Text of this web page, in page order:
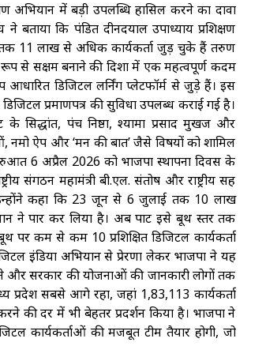
अभियान में बड़ी उपलब्धि हासिल करने का दावा
ने बताया कि पंडित दीनदयाल उपाध्याय प्रशिक्षण
11 लाख से अधिक कार्यकर्ता जुड़ चुके हैं तरुण
से सक्षम बनाने की दिशा में एक महत्वपूर्ण कदम
डिजिटल लर्निंग प्लेटफॉर्म से जुड़े हैं। इस
प्रमाणपत्र की सुविधा उपलब्ध कराई गई है।
के सिद्धांत, पंच निष्ठा, श्यामा प्रसाद मुखर्जी और
नमो ऐप और ‘मन की बात’ जैसे विषयों को शामिल
6 अप्रैल 2026 को भाजपा स्थापना दिवस के
संगठन महामंत्री बी.एल. संतोष और राष्ट्रीय सह
उन्होंने कहा कि 23 जून से 6 जुलाई तक 10 लाख
ने पार कर लिया है। अब पार्टी इसे बूथ स्तर तक
पर कम से कम 10 प्रशिक्षित डिजिटल कार्यकर्ता
इंडिया अभियान से प्रेरणा लेकर भाजपा ने यह
और सरकार की योजनाओं की जानकारी लोगों तक
प्रदेश सबसे आगे रहा, जहां 1,83,113 कार्यकर्ता
की दर में भी बेहतर प्रदर्शन किया है। भाजपा ने
कार्यकर्ताओं की मजबूत टीम तैयार होगी, जो